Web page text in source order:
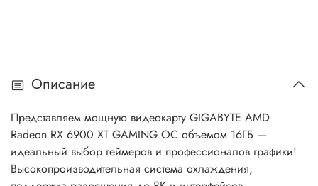
Описание
Представляем мощную видеокарту GIGABYTE AMD
Radeon RX 6900 XT GAMING OC объемом 16ГБ —
идеальный выбор геймеров и профессионалов графики!
Высокопроизводительная система охлаждения,